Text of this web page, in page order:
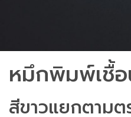
หมึกพิมพ์เชื้อ
สีขาวแยกตาม